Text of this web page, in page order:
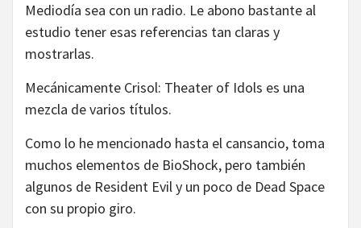
Mediodía sea con un radio. Le abono bastante al
estudio tener esas referencias tan claras y
mostrarlas.
Mecánicamente Crisol: Theater of Idols es una
mezcla de varios títulos.
Como lo he mencionado hasta el cansancio, toma
muchos elementos de BioShock, pero también
algunos de Resident Evil y un poco de Dead Space
con su propio giro.